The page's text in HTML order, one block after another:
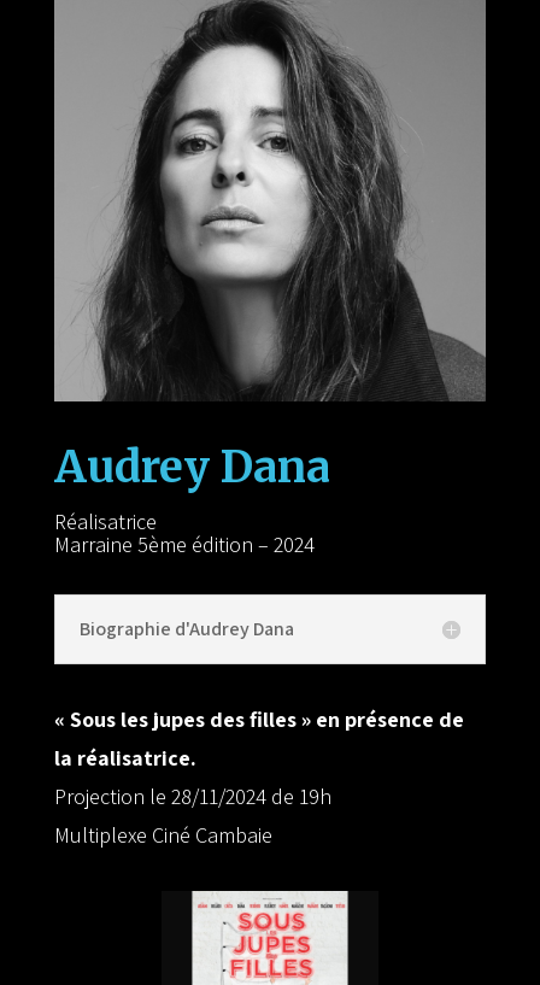
Audrey Dana
Réalisatrice
Marraine 5ème édition – 2024
Biographie d'Audrey Dana
« Sous les jupes des filles » en présence de
la réalisatrice.
Projection le 28/11/2024 de 19h
Multiplexe Ciné Cambaie